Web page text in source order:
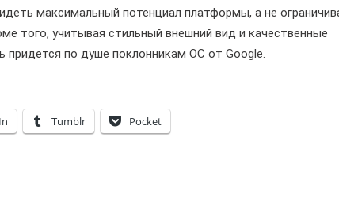
максимальный потенциал платформы, а не
того, учитывая стильный внешний вид и качественные
придется по душе поклонникам ОС от Google.
Tumblr Pocket